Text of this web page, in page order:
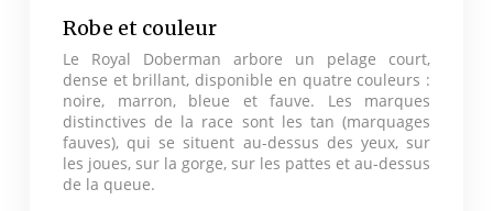
Robe et couleur
Le Royal Doberman arbore un pelage court,
dense et brillant, disponible en quatre couleurs :
noire, marron, bleue et fauve. Les marques
distinctives de la race sont les tan (marquages
fauves), qui se situent au-dessus des yeux, sur
les joues, sur la gorge, sur les pattes et au-dessus
de la queue.